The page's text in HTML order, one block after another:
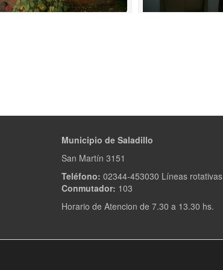
Municipio de Saladillo
San Martín 3151
Teléfono: 02344-453030 Líneas rotativas
Conmutador: 103
Horario de Atencion de 7.30 a 13.30 hs.